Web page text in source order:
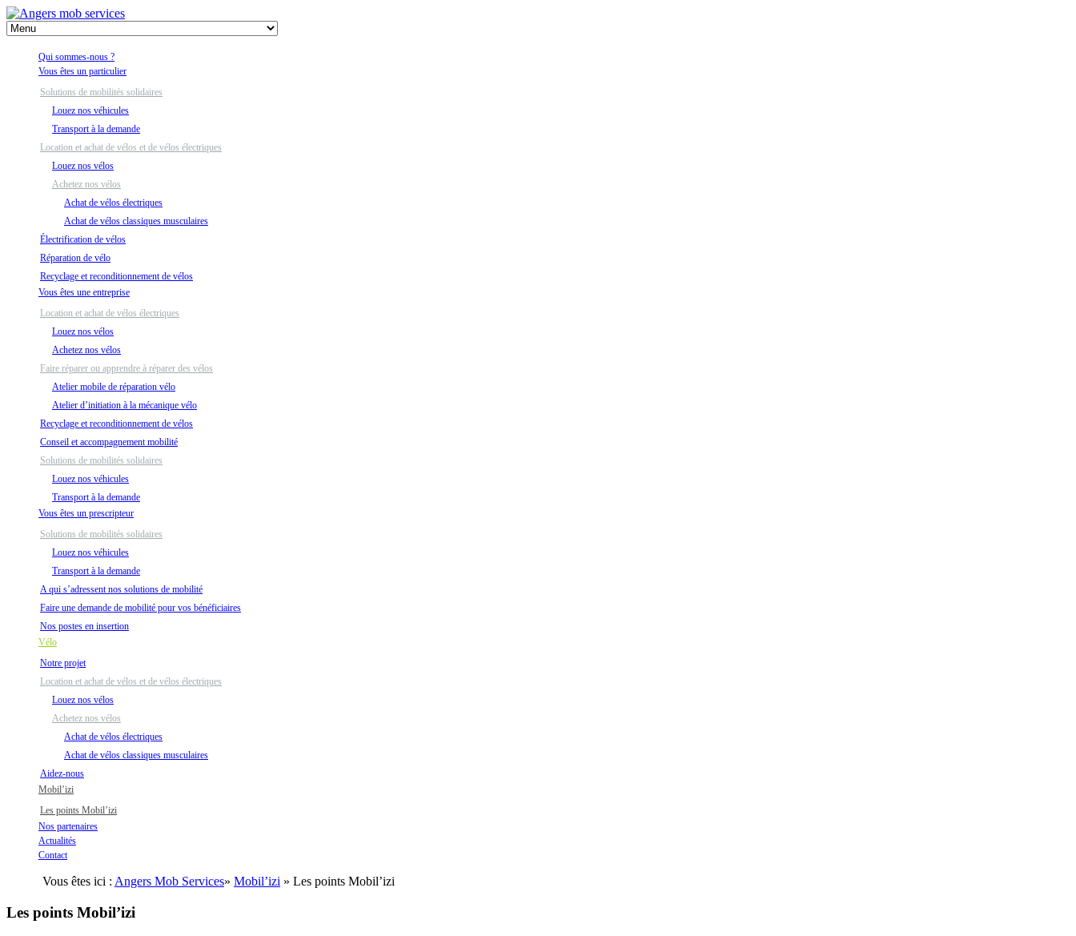
Qui sommes-nous ?
Vous êtes un particulier
Solutions de mobilités solidaires
Louez nos véhicules
Transport à la demande
Location et achat de vélos et de vélos électriques
Louez nos vélos
Achetez nos vélos
Achat de vélos électriques
Achat de vélos classiques musculaires
Électrification de vélos
Réparation de vélo
Recyclage et reconditionnement de vélos
Vous êtes une entreprise
Location et achat de vélos électriques
Louez nos vélos
Achetez nos vélos
Faire réparer ou apprendre à réparer des vélos
Atelier mobile de réparation vélo
Atelier d’initiation à la mécanique vélo
Recyclage et reconditionnement de vélos
Conseil et accompagnement mobilité
Solutions de mobilités solidaires
Louez nos véhicules
Transport à la demande
Vous êtes un prescripteur
Solutions de mobilités solidaires
Louez nos véhicules
Transport à la demande
A qui s’adressent nos solutions de mobilité
Faire une demande de mobilité pour vos bénéficiaires
Nos postes en insertion
Vélo
Notre projet
Location et achat de vélos et de vélos électriques
Louez nos vélos
Achetez nos vélos
Achat de vélos électriques
Achat de vélos classiques musculaires
Aidez-nous
Mobil’izi
Les points Mobil’izi
Nos partenaires
Actualités
Contact
Vous êtes ici : Angers Mob Services» Mobil’izi » Les points Mobil’izi
Les points Mobil’izi